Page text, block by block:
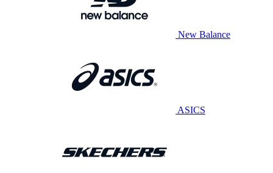
New Balance
ASICS